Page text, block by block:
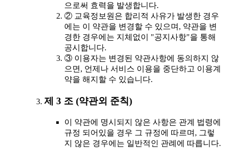
으로써 효력을 발생합니다.
② 교육정보원은 합리적 사유가 발생한 경우
에는 이 약관을 변경할 수 있으며, 약관을 변
경한 경우에는 지체없이 "공지사항"을 통해
공시합니다.
③ 이용자는 변경된 약관사항에 동의하지 않
으면, 언제나 서비스 이용을 중단하고 이용계
약을 해지할 수 있습니다.
제 3 조 (약관외 준칙)
이 약관에 명시되지 않은 사항은 관계 법령에
규정 되어있을 경우 그 규정에 따르며, 그렇
지 않은 경우에는 일반적인 관례에 따릅니다.